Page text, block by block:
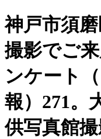
神戸市須
撮影でご
ンケート
報）271。
供写真館